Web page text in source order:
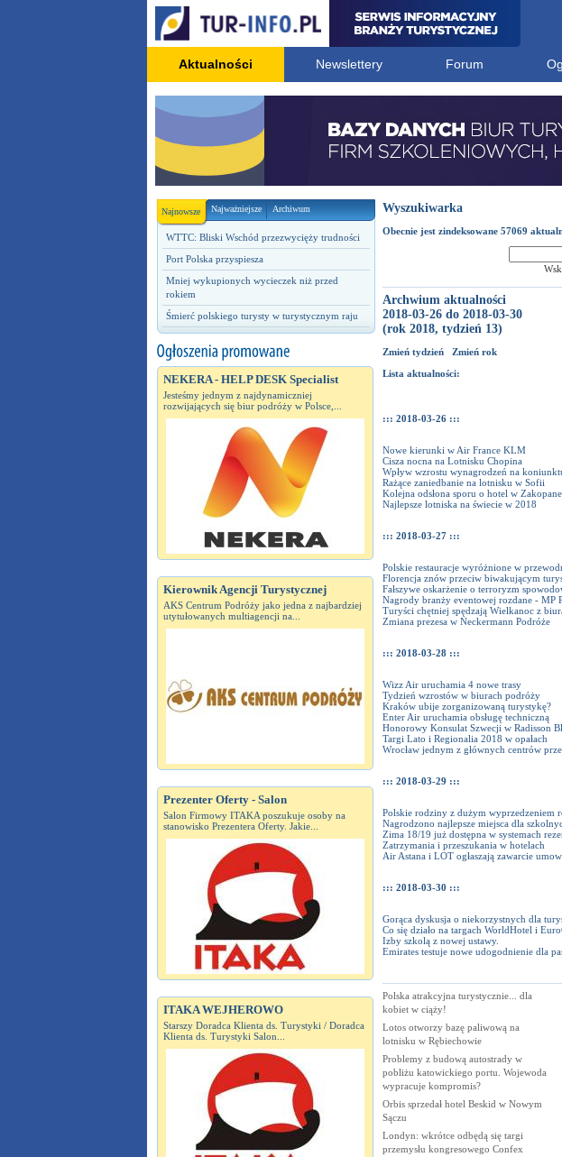
Aktualności Newslettery Forum
Najnowsze Najważniejsze Archiwum
WTTC: Bliski Wschód przezwycięży trudności
Port Polska przyspiesza
Mniej wykupionych wycieczek niż przed
rokiem
Śmierć polskiego turysty w turystycznym raju
NEKERA - HELP DESK Specialist
Jesteśmy jednym z najdynamiczniej
rozwijających się biur podróży w Polsce,...
Kierownik Agencji Turystycznej
AKS Centrum Podróży jako jedna z najbardziej
utytułowanych multiagencji na...
Prezenter Oferty - Salon
Salon Firmowy ITAKA poszukuje osoby na
stanowisko Prezentera Oferty. Jakie...
ITAKA WEJHEROWO
Starszy Doradca Klienta ds. Turystyki / Doradca
Klienta ds. Turystyki Salon...
Wyszukiwarka
Obecnie jest zindeksowane 57069
Archwium aktualności
2018-03-26 do 2018-03-30
(rok 2018, tydzień 13)
Zmień tydzień
Zmień rok
Lista aktualności:
::: 2018-03-26 :::
Nowe kierunki w Air France KLM
Cisza nocna na Lotnisku Chopina
Wpływ wzrostu wynagrodzeń na
Rażące zaniedbanie na lotnisku w Sofii
Kolejna odsłona sporu o hotel w
Najlepsze lotniska na świecie w 2018
::: 2018-03-27 :::
Polskie restauracje wyróżnione w
Florencja znów przeciw biwakującym
Fałszywe oskarżenie o terroryzm
Nagrody branży eventowej rozdane - MP
Turyści chętniej spędzają Wielkanoc z
Zmiana prezesa w Neckermann Podróże
::: 2018-03-28 :::
Wizz Air uruchamia 4 nowe trasy
Tydzień wzrostów w biurach podróży
Kraków ubije zorganizowaną turystykę?
Enter Air uruchamia obsługę techniczną
Honorowy Konsulat Szwecji w Radisson
Targi Lato i Regionalia 2018 w opałach
Wrocław jednym z głównych centrów
::: 2018-03-29 :::
Polskie rodziny z dużym wyprzedzeniem
Nagrodzono najlepsze miejsca dla
Zima 18/19 już dostępna w systemach
Zatrzymania i przeszukania w hotelach
Air Astana i LOT ogłaszają zawarcie
::: 2018-03-30 :::
Gorąca dyskusja o niekorzystnych dla
Co się działo na targach WorldHotel i
Izby szkolą z nowej ustawy.
Emirates testuje nowe udogodnienie dla
Polska atrakcyjna turystycznie... dla
kobiet w ciąży!
Lotos otworzy bazę paliwową na
lotnisku w Rębiechowie
Problemy z budową autostrady w
pobliżu katowickiego portu. Wojewoda
wypracuje kompromis?
Orbis sprzedał hotel Beskid w Nowym
Sączu
Londyn: wkrótce odbędą się targi
przemysłu kongresowego Confex